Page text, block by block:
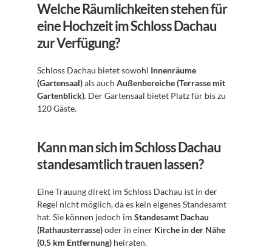
Welche Räumlichkeiten stehen für
eine Hochzeit im Schloss Dachau
zur Verfügung?
Schloss Dachau bietet sowohl Innenräume
(Gartensaal) als auch Außenbereiche (Terrasse mit
Gartenblick). Der Gartensaal bietet Platz für bis zu
120 Gäste.
Kann man sich im Schloss Dachau
standesamtlich trauen lassen?
Eine Trauung direkt im Schloss Dachau ist in der
Regel nicht möglich, da es kein eigenes Standesamt
hat. Sie können jedoch im Standesamt Dachau
(Rathausterrasse) oder in einer Kirche in der Nähe
(0,5 km Entfernung) heiraten.